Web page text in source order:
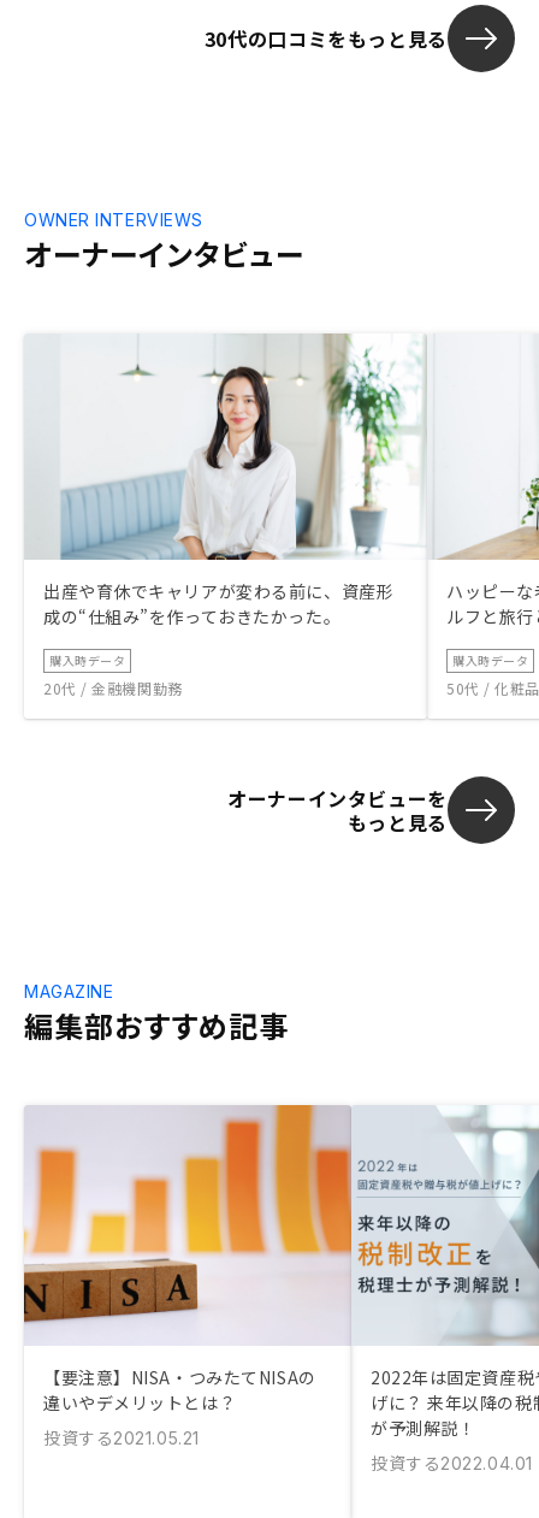
30代の口コミをもっと見る
オーナーインタビュー
OWNER INTERVIEWS
出産や育休でキャリアが変わる前に、資産形
成の“仕組み”を作っておきたかった。
購入時データ
20代 / 金融機関勤務
ハッピー
ルフと旅
購入時データ
50代 / 化粧
オーナーインタビューを
もっと見る
編集部おすすめ記事
MAGAZINE
【要注意】NISA・つみたてNISAの
違いやデメリットとは？
投資する2021.05.21
2022年は固定資産
げに？ 来年以降の
が予測解説！
投資する2022.04.01